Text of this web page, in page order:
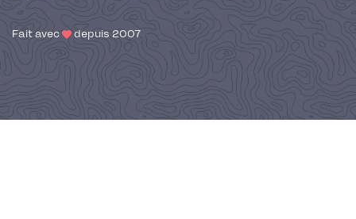
Fait avec depuis 2007